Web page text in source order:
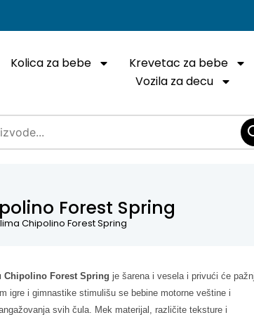
Kolica za bebe
Krevetac za bebe
Vozila za decu
Forest Spring
Chipolino Forest Spring
Chipolino Forest Spring je šarena i vesela i privući će
igre i gimnastike stimulišu se bebine motorne veštine i
svih čula. Mek materijal, različite teksture i